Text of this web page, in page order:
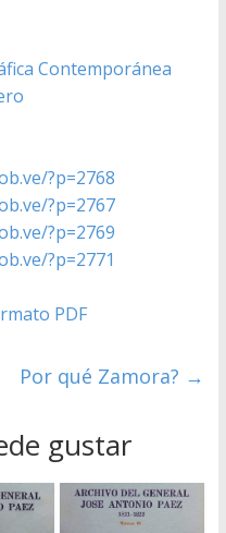
Contemporánea
?p=2768
?p=2767
?p=2769
?p=2771
PDF
Por qué Zamora? →
gustar